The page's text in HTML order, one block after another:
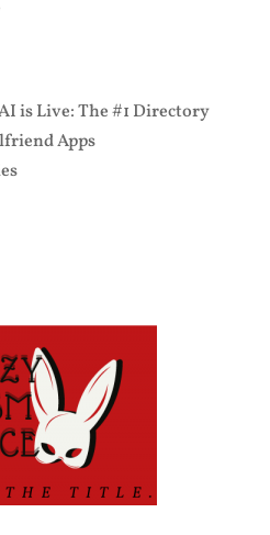
is Live: The #1 Directory
Apps